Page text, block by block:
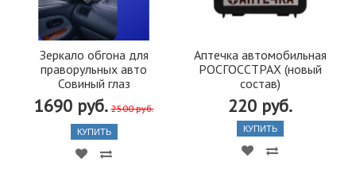
Зеркало обгона для
праворульных авто
Совиный глаз
1690 руб. 2500 руб.
КУПИТЬ
Аптечка автомобильная
РОСГОССТРАХ (новый
состав)
220 руб.
КУПИТЬ